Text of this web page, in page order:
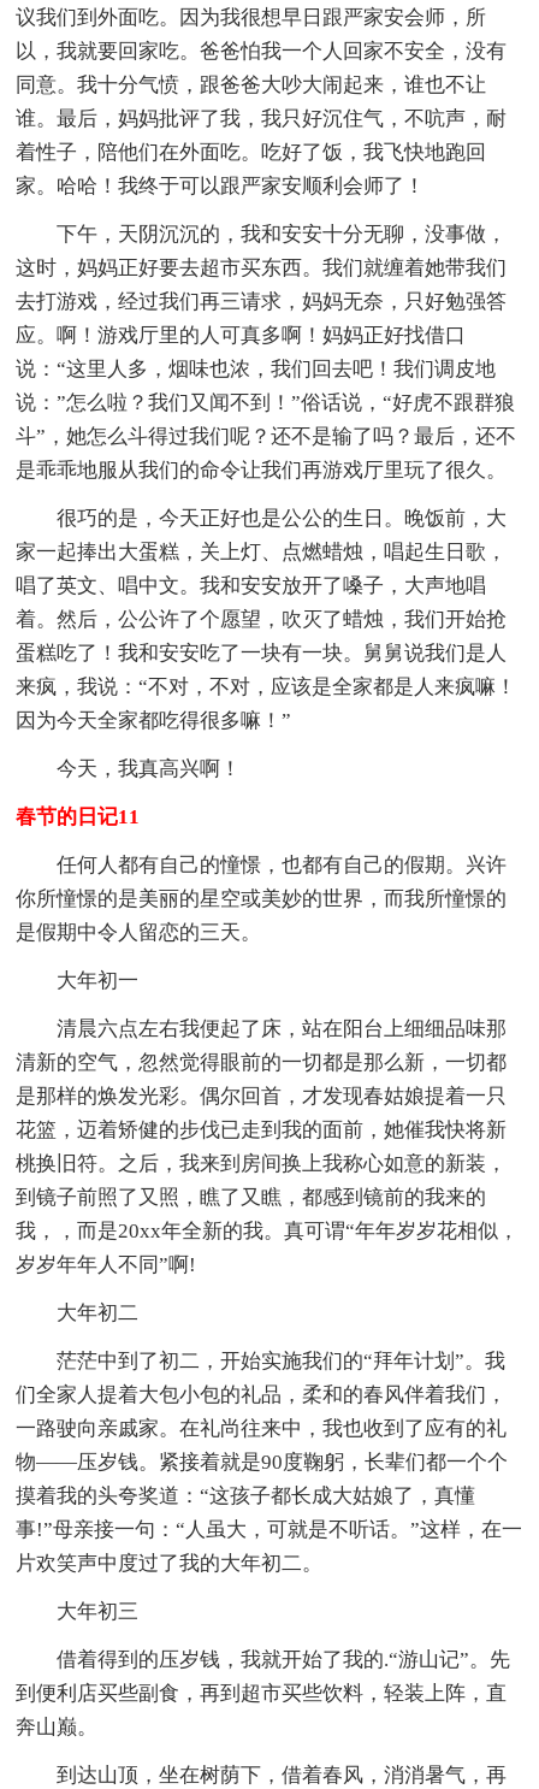
议我们到外面吃。因为我很想早日跟严家安会师，所
以，我就要回家吃。爸爸怕我一个人回家不安全，没有
同意。我十分气愤，跟爸爸大吵大闹起来，谁也不让
谁。最后，妈妈批评了我，我只好沉住气，不吭声，耐
着性子，陪他们在外面吃。吃好了饭，我飞快地跑回
家。哈哈！我终于可以跟严家安顺利会师了！
下午，天阴沉沉的，我和安安十分无聊，没事做，
这时，妈妈正好要去超市买东西。我们就缠着她带我们
去打游戏，经过我们再三请求，妈妈无奈，只好勉强答
应。啊！游戏厅里的人可真多啊！妈妈正好找借口
说：“这里人多，烟味也浓，我们回去吧！我们调皮地
说：”怎么啦？我们又闻不到！”俗话说，“好虎不跟群狼
斗”，她怎么斗得过我们呢？还不是输了吗？最后，还不
是乖乖地服从我们的命令让我们再游戏厅里玩了很久。
很巧的是，今天正好也是公公的生日。晚饭前，大
家一起捧出大蛋糕，关上灯、点燃蜡烛，唱起生日歌，
唱了英文、唱中文。我和安安放开了嗓子，大声地唱
着。然后，公公许了个愿望，吹灭了蜡烛，我们开始抢
蛋糕吃了！我和安安吃了一块有一块。舅舅说我们是人
来疯，我说：“不对，不对，应该是全家都是人来疯嘛！
因为今天全家都吃得很多嘛！”
今天，我真高兴啊！
春节的日记11
任何人都有自己的憧憬，也都有自己的假期。兴许
你所憧憬的是美丽的星空或美妙的世界，而我所憧憬的
是假期中令人留恋的三天。
大年初一
清晨六点左右我便起了床，站在阳台上细细品味那
清新的空气，忽然觉得眼前的一切都是那么新，一切都
是那样的焕发光彩。偶尔回首，才发现春姑娘提着一只
花篮，迈着矫健的步伐已走到我的面前，她催我快将新
桃换旧符。之后，我来到房间换上我称心如意的新装，
到镜子前照了又照，瞧了又瞧，都感到镜前的我来的
我，，而是20xx年全新的我。真可谓“年年岁岁花相似，
岁岁年年人不同”啊!
大年初二
茫茫中到了初二，开始实施我们的“拜年计划”。我
们全家人提着大包小包的礼品，柔和的春风伴着我们，
一路驶向亲戚家。在礼尚往来中，我也收到了应有的礼
物——压岁钱。紧接着就是90度鞠躬，长辈们都一个个
摸着我的头夸奖道：“这孩子都长成大姑娘了，真懂
事!”母亲接一句：“人虽大，可就是不听话。”这样，在一
片欢笑声中度过了我的大年初二。
大年初三
借着得到的压岁钱，我就开始了我的.“游山记”。先
到便利店买些副食，再到超市买些饮料，轻装上阵，直
奔山巅。
到达山顶，坐在树荫下，借着春风，消消暑气，再